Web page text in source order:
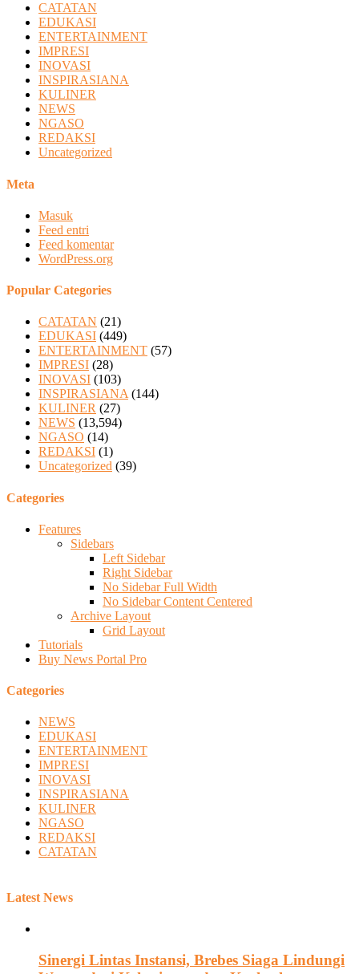
CATATAN
EDUKASI
ENTERTAINMENT
IMPRESI
INOVASI
INSPIRASIANA
KULINER
NEWS
NGASO
REDAKSI
Uncategorized
Meta
Masuk
Feed entri
Feed komentar
WordPress.org
Popular Categories
CATATAN (21)
EDUKASI (449)
ENTERTAINMENT (57)
IMPRESI (28)
INOVASI (103)
INSPIRASIANA (144)
KULINER (27)
NEWS (13,594)
NGASO (14)
REDAKSI (1)
Uncategorized (39)
Categories
Features
Sidebars
Left Sidebar
Right Sidebar
No Sidebar Full Width
No Sidebar Content Centered
Archive Layout
Grid Layout
Tutorials
Buy News Portal Pro
Categories
NEWS
EDUKASI
ENTERTAINMENT
IMPRESI
INOVASI
INSPIRASIANA
KULINER
NGASO
REDAKSI
CATATAN
Latest News
Sinergi Lintas Instansi, Brebes Siaga Lindungi